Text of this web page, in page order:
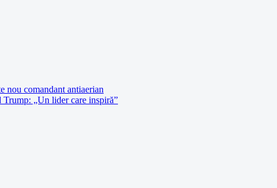
nou comandant antiaerian
„Un lider care inspiră”